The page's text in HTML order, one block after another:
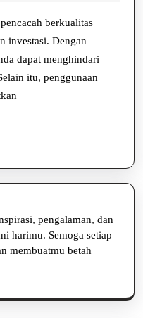
berkualitas
investasi. Dengan
dapat menghindari
itu, penggunaan
pengalaman, dan
harimu. Semoga setiap
membuatmu betah